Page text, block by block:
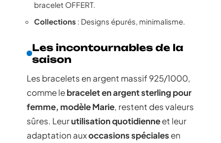
bracelet OFFERT.
Collections : Designs épurés, minimalisme.
Les incontournables de la
saison
Les bracelets en argent massif 925/1000,
comme lebracelet en argent sterling pour
femme, modèle Marie, restent des valeurs
sûres. Leurutilisation quotidienneet leur
adaptation auxoccasions spéciales en